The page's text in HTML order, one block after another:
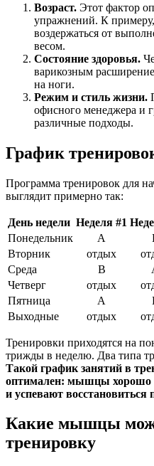
Возраст. Этот фактор
упражнений. К
воздержаться от
весом.
Состояние здоровья.
варикозным
на ноги.
Режим и стиль жизни.
офисного менеджера и
различные подходы.
График
Программа тренировок для
выглядит примерно так:
День недели Неделя #1
Понедельник
A
Вторник
отдых
Среда
B
Четверг
отдых
Пятница
A
Выходные
отдых
Тренировки приходятся на
трижды в неделю. Два типа
Такой график занятий в
оптимален: мышцы хорошо
и успевают восстановиться
Какие мышцы
тренировку